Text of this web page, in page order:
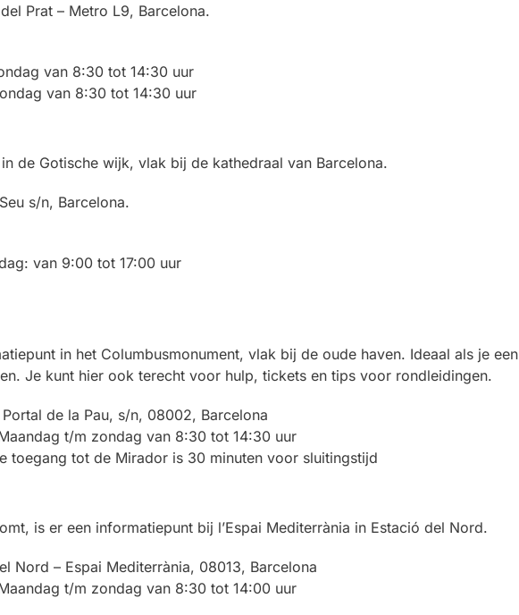
Prat – Metro L9, Barcelona.
van 8:30 tot 14:30 uur
van 8:30 tot 14:30 uur
de Gotische wijk, vlak bij de kathedraal van Barcelona.
s/n, Barcelona.
van 9:00 tot 17:00 uur
in het Columbusmonument, vlak bij de oude haven. Ideaal als je een
Je kunt hier ook terecht voor hulp, tickets en tips voor rondleidingen.
de la Pau, s/n, 08002, Barcelona
t/m zondag van 8:30 tot 14:30 uur
toegang tot de Mirador is 30 minuten voor sluitingstijd
is er een informatiepunt bij l’Espai Mediterrània in Estació del Nord.
Nord – Espai Mediterrània, 08013, Barcelona
t/m zondag van 8:30 tot 14:00 uur